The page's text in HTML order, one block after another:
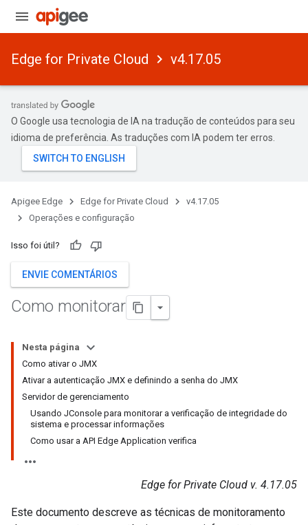
Edge for Private Cloud v4.17.05
O Google usa tecnologia de IA na tradução de conteúdos para seu
idioma de preferência. As traduções com IA podem ter erros.
Apigee Edge Edge for Private Cloud
v4.17.05
Operações e configuração
Isso foi útil?
ENVIE COMENTÁRIOS
Como monitorar
Nesta página
Como ativar o JMX
Ativar a autenticação JMX e definindo a senha do JMX
Servidor de gerenciamento
Usando JConsole para monitorar a verificação de integridade do
sistema e processar informações
Como usar a API Edge Application verifica
Edge for Private Cloud v. 4.17.05
Este documento descreve as técnicas de monitoramento